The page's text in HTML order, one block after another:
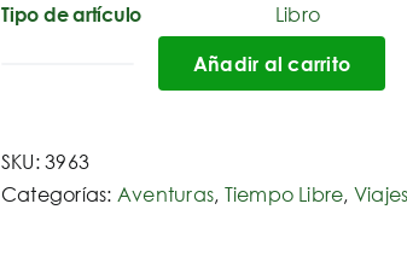
Tipo de artículo Libro
a
José
Añadir al carrito
SKU:3963
Categorías: Aventuras, Tiempo Libre,